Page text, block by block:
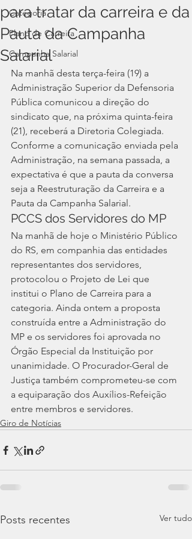
Categoria
Plano de Carreira
Campanha Salarial
para tratar da carreira e da
Pauta da Campanha
Salarial
Na manhã desta terça-feira (19) a
Administração Superior da Defensoria
Pública comunicou a direção do
sindicato que, na próxima quinta-feira
(21), receberá a Diretoria Colegiada.
Conforme a comunicação enviada pela
Administração, na semana passada, a
expectativa é que a pauta da conversa
seja a Reestruturação da Carreira e a
Pauta da Campanha Salarial.
PCCS dos Servidores do MP
Na manhã de hoje o Ministério Público
do RS, em companhia das entidades
representantes dos servidores,
protocolou o Projeto de Lei que
institui o Plano de Carreira para a
categoria. Ainda ontem a proposta
construída entre a Administração do
MP e os servidores foi aprovada no
Órgão Especial da Instituição por
unanimidade. O Procurador-Geral de
Justiça também comprometeu-se com
a equiparação dos Auxílios-Refeição
entre membros e servidores.
Giro de Notícias
Posts recentes Ver tudo